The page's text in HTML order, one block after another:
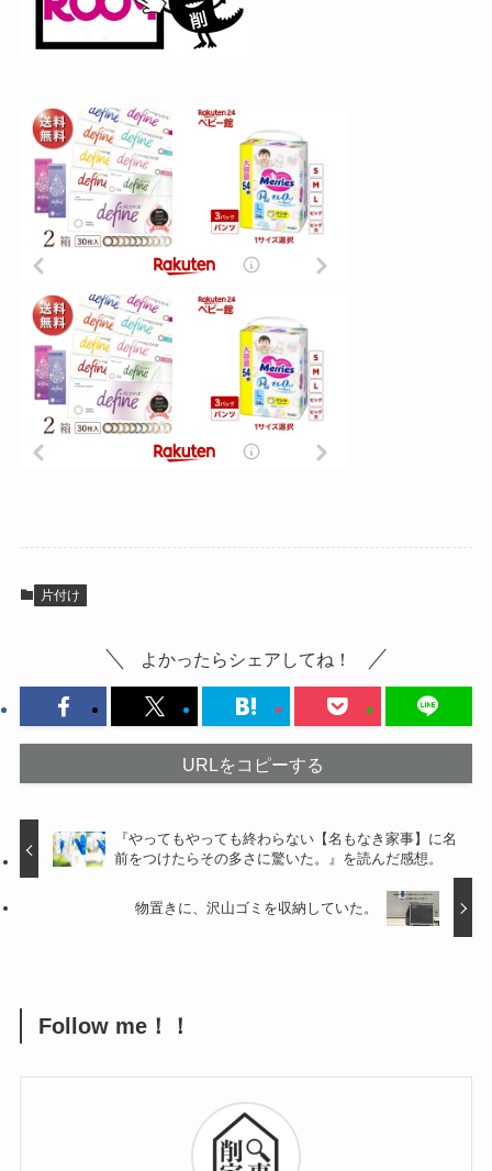
片付け
よかったらシェアしてね！
URLをコピーする
『やってもやっても終わらない【名もなき家事】に名
前をつけたらその多さに驚いた。』を読んだ感想。
物置きに、沢山ゴミを収納していた。
Follow me！！